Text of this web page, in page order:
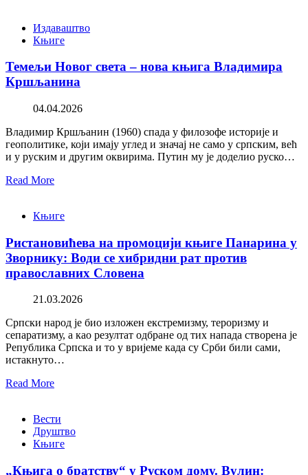
Издаваштво
Књиге
Темељи Новог света – нова књига Владимира
Кршљанина
04.04.2026
Владимир Кршљанин (1960) спада у филозофе историје и
геополитике, који имају углед и значај не само у српским, већ
и у руским и другим оквирима. Путин му је доделио руско…
Read More
Књиге
Ристановићева на промоцији књиге Панарина у
Зворнику: Води се хибридни рат против
православних Словена
21.03.2026
Српски народ је био изложен екстремизму, тероризму и
сепаратизму, а као резултат одбране од тих напада створена је
Република Српска и то у вријеме када су Срби били сами,
истакнуто…
Read More
Вести
Друштво
Књиге
„Књига о братству“ у Руском дому. Вулин: